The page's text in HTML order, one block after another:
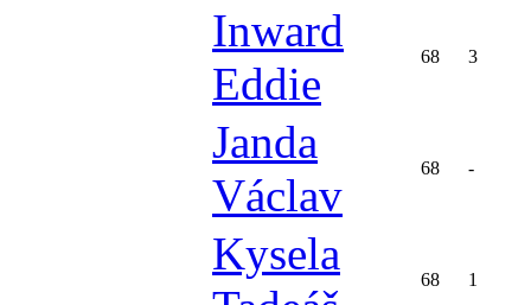
Inward
Eddie
68 3
Janda
Václav
68 -
Kysela
68 1